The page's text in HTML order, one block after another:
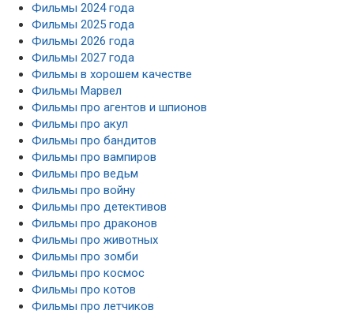
Фильмы 2024 года
Фильмы 2025 года
Фильмы 2026 года
Фильмы 2027 года
Фильмы в хорошем качестве
Фильмы Марвел
Фильмы про агентов и шпионов
Фильмы про акул
Фильмы про бандитов
Фильмы про вампиров
Фильмы про ведьм
Фильмы про войну
Фильмы про детективов
Фильмы про драконов
Фильмы про животных
Фильмы про зомби
Фильмы про космос
Фильмы про котов
Фильмы про летчиков